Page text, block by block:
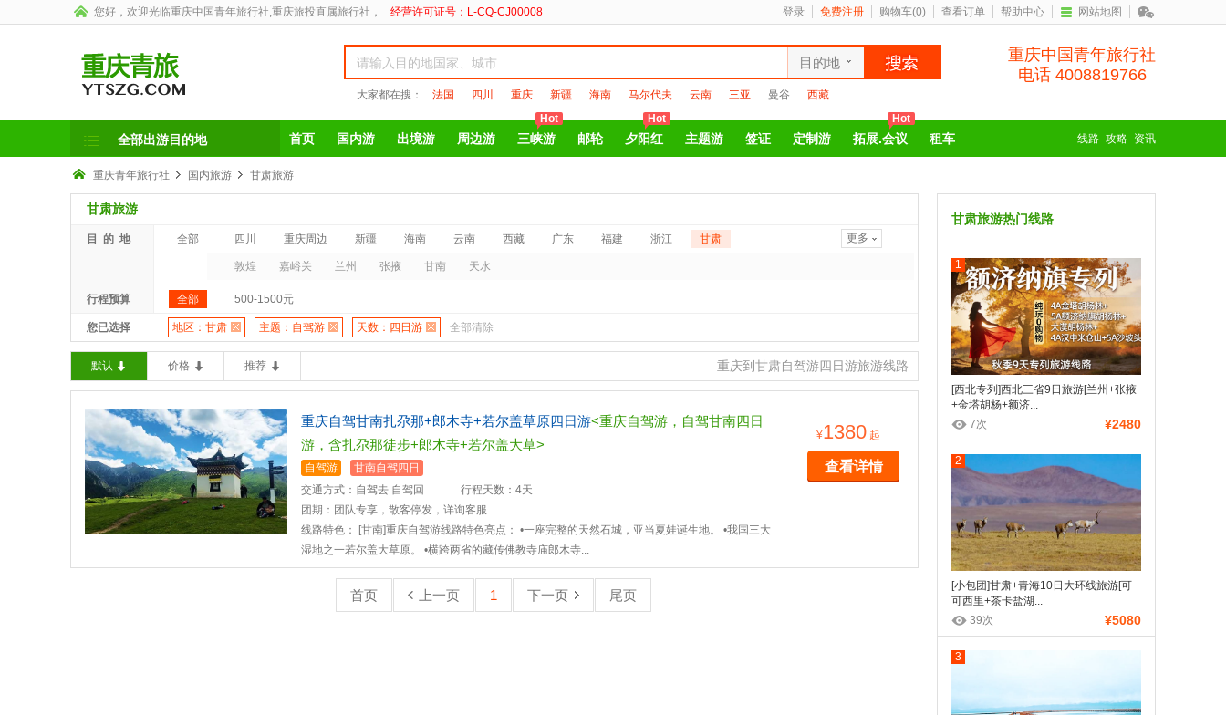
您好，欢迎光临重庆中国青年旅行社,重庆旅投直属旅行社， 经营许可证号：L-CQ-CJ00008 登录 免费注册 购物车(0) 查看订单 帮助中心 网站地图
目的地
大家都在搜： 法国 四川 重庆 新疆 海南 马尔代夫 云南 三亚 曼谷 西藏
重庆中国青年旅行社
电话 4008819766
全部出游目的地 首页 国内游 出境游 周边游 三峡游
Hot
邮轮 夕阳红
Hot
主题游 签证 定制游 拓展.会议
Hot
租车 线路 攻略 资讯
重庆青年旅行社 国内旅游 甘肃旅游
甘肃旅游
目 的 地 全部 四川 重庆周边 新疆 海南 云南 西藏 广东 福建 浙江 甘肃 更多
敦煌 嘉峪关 兰州 张掖 甘南 天水
行程预算 全部 500-1500元
您已选择 地区： 甘肃 主题： 自驾游 天数： 四日游 全部清除
默认 价格 推荐 重庆到甘肃自驾游四日游旅游线路
重庆自驾甘南扎尕那+郎木寺+若尔盖草原四日游<重庆自驾游，自驾甘南四日
游，含扎尕那徒步+郎木寺+若尔盖大草>
自驾游
甘南自驾四日
交通方式：自驾去 自驾回
行程天数：4天
团期： 团队专享，散客停发，详询客服
线路特色： [甘南]重庆自驾游线路特色亮点： •一座完整的天然石城，亚当夏娃诞生地。 •我国三大
湿地之一若尔盖大草原。 •横跨两省的藏传佛教寺庙郎木寺...
¥1380 起
查看详情
首页 上一页 1 下一页 尾页
甘肃旅游热门线路
1
[西北专列]西北三省9日旅游[兰州+张掖
+金塔胡杨+额济...
7次
¥2480
2
[小包团]甘肃+青海10日大环线旅游[可
可西里+茶卡盐湖...
39次
¥5080
3